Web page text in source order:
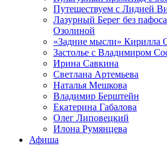
Путешествуем с Лидией
Лазурный Берег без
Озолиной
«Задние мысли»
Застолье с Владимиром
Ирина Савкина
Светлана Артемьева
Наталья Мешкова
Владимир Берштейн
Екатерина Габалова
Олег Липовецкий
Илона Румянцева
Афиша